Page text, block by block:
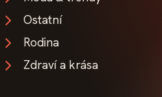
Ostatní
Rodina
Zdraví a krása